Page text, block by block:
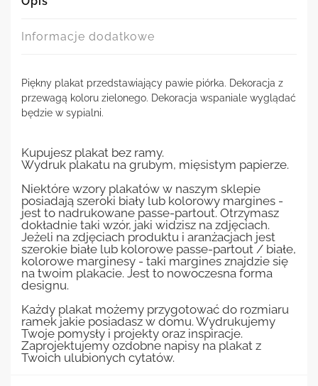
Informacje dodatkowe
Piękny plakat przedstawiający pawie piórka. Dekoracja z
przewagą koloru zielonego. Dekoracja wspaniale wyglądać
będzie w sypialni.
Kupujesz plakat bez ramy.
Wydruk plakatu na grubym, mięsistym papierze.
Niektóre wzory plakatów w naszym sklepie
posiadają szeroki biały lub kolorowy margines -
jest to nadrukowane passe-partout. Otrzymasz
dokładnie taki wzór, jaki widzisz na zdjęciach.
Jeżeli na zdjęciach produktu i aranżacjach jest
szerokie białe lub kolorowe passe-partout / białe,
kolorowe marginesy - taki margines znajdzie się
na twoim plakacie. Jest to nowoczesna forma
designu.
Każdy plakat możemy przygotować do rozmiaru
ramek jakie posiadasz w domu. Wydrukujemy
Twoje pomysły i projekty oraz inspiracje.
Zaprojektujemy ozdobne napisy na plakat z
Twoich ulubionych cytatów.